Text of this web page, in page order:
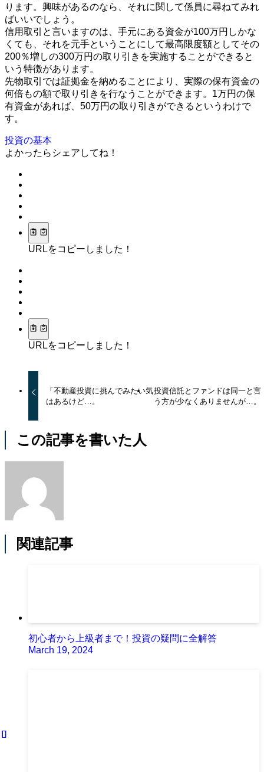
ります。興味があるのなら、それに関して係員に尋ねてみれ
ばいいでしょう。
信用取引と言いますのは、手元にある資金が100万円しかな
くても、それを元手ということにして最高限度額としてその
200％増しの300万円の取り引きを実施することができると
いう特徴があります。
先物取引では証拠金を納めることにより、実際の保有資金の
何倍もの額で取り引きを行なうことができます。1万円の保
有資金があれば、50万円の取り引きができるというわけで
す。
投資の基本
よかったらシェアしてね！
URLをコピーしました！
URLをコピーしました！
「不動産投資に挑んでみたい気
はあるけど…。
投資信託とファンドは同一と言
う方が少なくありませんが…。
この記事を書いた人
関連記事
初心者から上級者まで！投資の疑問に全解答
March 19, 2024